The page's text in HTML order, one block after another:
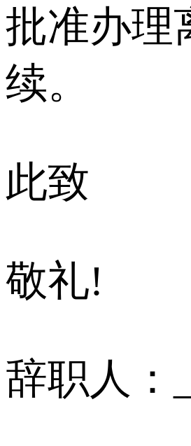
批准办理
续。
此致
敬礼!
辞职人：